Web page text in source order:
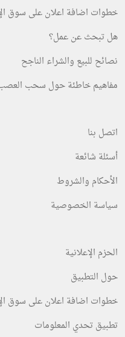
خطوات اضافة اعلان على سوق
هل تبحث عن عمل؟
نصائح للبيع والشراء الناجح
مفاهيم خاطئة حول سحب
اتصل بنا
أسئلة شائعة
الأحكام والشروط
سياسة الخصوصية
الحزم الإعلانية
حول التطبيق
خطوات اضافة اعلان على سوق
تطبيق تحدي المعلومات